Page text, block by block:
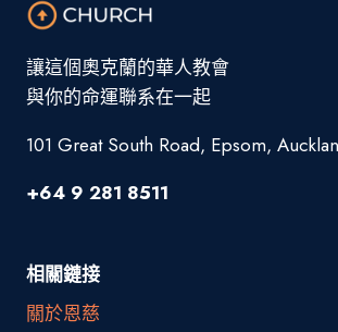
讓這個奧克蘭的華人教會
與你的命運聯系在一起
101 Great South Road, Epsom,
+64 9 281 8511
相關鏈接
關於恩慈